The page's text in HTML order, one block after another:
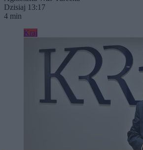
Dzisiaj 13:17
4 min
Kraj